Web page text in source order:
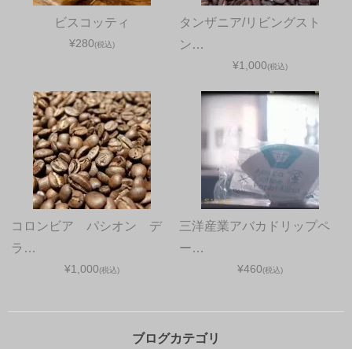
ビスコッティ
¥280(税込)
タンザニア/リビングスト
ン…
¥1,000(税込)
コロンビア パシオン デ
ラ…
¥1,000(税込)
三洋産業アバカドリップペ
ー…
¥460(税込)
ブログカテゴリ